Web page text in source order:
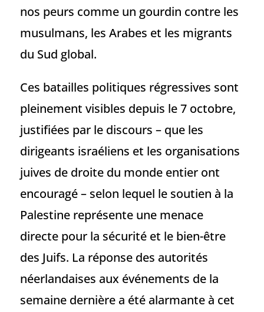
nos peurs comme un gourdin contre les
musulmans, les Arabes et les migrants
du Sud global.
Ces batailles politiques régressives sont
pleinement visibles depuis le 7 octobre,
justifiées par le discours – que les
dirigeants israéliens et les organisations
juives de droite du monde entier ont
encouragé – selon lequel le soutien à la
Palestine représente une menace
directe pour la sécurité et le bien-être
des Juifs. La réponse des autorités
néerlandaises aux événements de la
semaine dernière a été alarmante à cet